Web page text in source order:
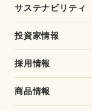
サステナビリティ
投資家情報
採用情報
商品情報